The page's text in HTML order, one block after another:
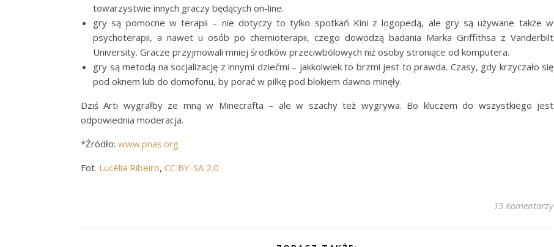
towarzystwie innych graczy będących on-line.
gry są pomocne w terapii – nie dotyczy to tylko spotkań Kini z logopedą, ale gry są używane także w
psychoterapii, a nawet u osób po chemioterapii, czego dowodzą badania Marka Griffithsa z Vanderbilt
University. Gracze przyjmowali mniej środków przeciwbólowych niż osoby stroniące od komputera.
gry są metodą na socjalizację z innymi dziećmi – jakkolwiek to brzmi jest to prawda. Czasy, gdy krzyczało się
pod oknem lub do domofonu, by porać w piłkę pod blokiem dawno minęły.
Dziś Arti wygrałby ze mną w Minecrafta – ale w szachy też wygrywa. Bo kluczem do wszystkiego jest
odpowiednia moderacja.
*Źródło: www.pnas.org
Fot. Lucélia Ribeiro, CC BY-SA 2.0
15 Komentarzy